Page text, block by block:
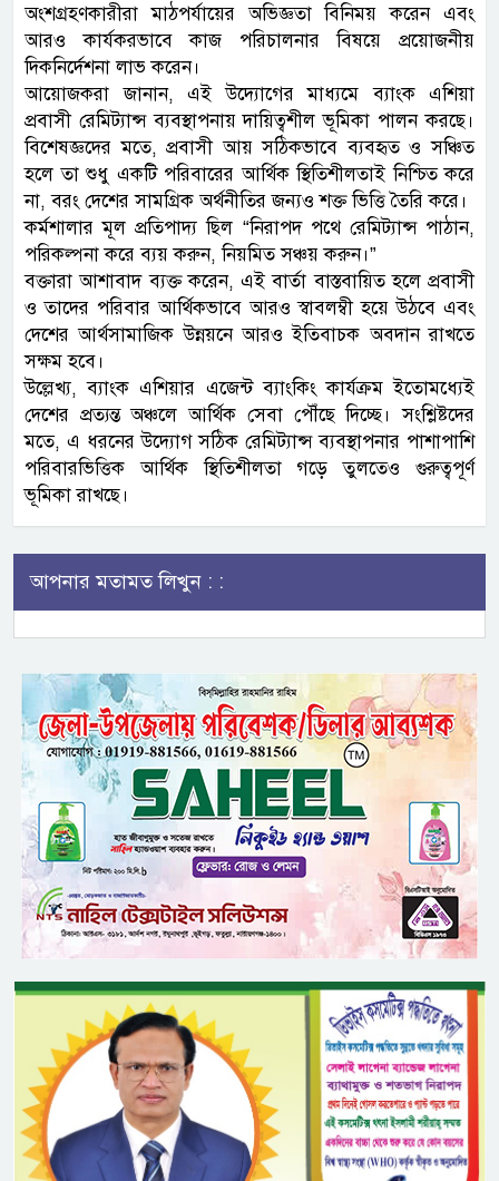
অংশগ্রহণকারীরা মাঠপর্যায়ের অভিজ্ঞতা বিনিময় করেন এবং
আরও কার্যকরভাবে কাজ পরিচালনার বিষয়ে প্রয়োজনীয়
দিকনির্দেশনা লাভ করেন।
আয়োজকরা জানান, এই উদ্যোগের মাধ্যমে ব্যাংক এশিয়া
প্রবাসী রেমিট্যান্স ব্যবস্থাপনায় দায়িত্বশীল ভূমিকা পালন করছে।
বিশেষজ্ঞদের মতে, প্রবাসী আয় সঠিকভাবে ব্যবহৃত ও সঞ্চিত
হলে তা শুধু একটি পরিবারের আর্থিক স্থিতিশীলতাই নিশ্চিত করে
না, বরং দেশের সামগ্রিক অর্থনীতির জন্যও শক্ত ভিত্তি তৈরি করে।
কর্মশালার মূল প্রতিপাদ্য ছিল “নিরাপদ পথে রেমিট্যান্স পাঠান,
পরিকল্পনা করে ব্যয় করুন, নিয়মিত সঞ্চয় করুন।”
বক্তারা আশাবাদ ব্যক্ত করেন, এই বার্তা বাস্তবায়িত হলে প্রবাসী
ও তাদের পরিবার আর্থিকভাবে আরও স্বাবলম্বী হয়ে উঠবে এবং
দেশের আর্থসামাজিক উন্নয়নে আরও ইতিবাচক অবদান রাখতে
সক্ষম হবে।
উল্লেখ্য, ব্যাংক এশিয়ার এজেন্ট ব্যাংকিং কার্যক্রম ইতোমধ্যেই
দেশের প্রত্যন্ত অঞ্চলে আর্থিক সেবা পৌঁছে দিচ্ছে। সংশ্লিষ্টদের
মতে, এ ধরনের উদ্যোগ সঠিক রেমিট্যান্স ব্যবস্থাপনার পাশাপাশি
পরিবারভিত্তিক আর্থিক স্থিতিশীলতা গড়ে তুলতেও গুরুত্বপূর্ণ
ভূমিকা রাখছে।
আপনার মতামত লিখুন : :